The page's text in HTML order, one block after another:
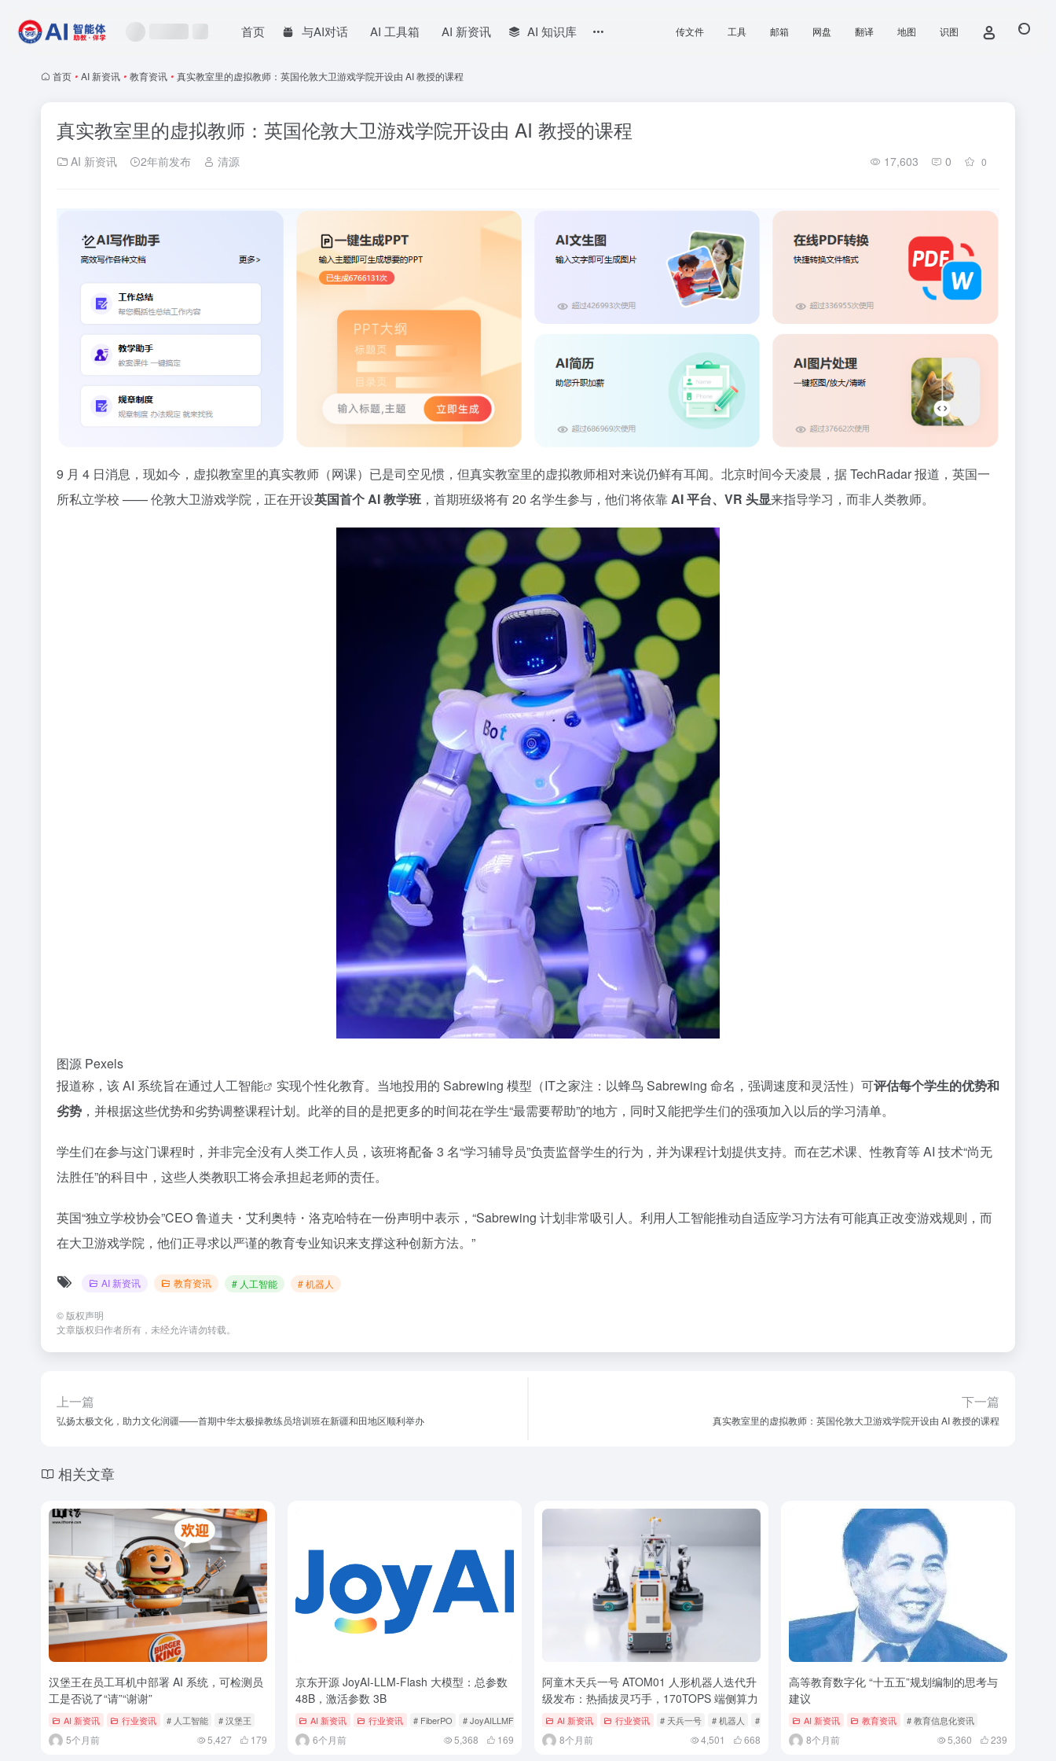
首页 与AI对话 AI 工具箱 AI 新资讯 AI 知识库 传文件 工具 邮箱 网盘 翻译 地图 识图
首页 • AI 新资讯 • 教育资讯 • 真实教室里的虚拟教师：英国伦敦大卫游戏学院开设由 AI 教授的课程
真实教室里的虚拟教师：英国伦敦大卫游戏学院开设由 AI 教授的课程
AI 新资讯 2年前发布 清源 17,603 0 0
9 月 4 日消息，现如今，虚拟教室里的真实教师（网课）已是司空见惯，但真实教室里的虚拟教师相对来说仍鲜有耳闻。北京时间今天凌晨，据 TechRadar 报道，英国一
所私立学校 —— 伦敦大卫游戏学院，正在开设英国首个 AI 教学班 ，首期班级将有 20 名学生参与，他们将依靠AI 平台、VR 头显来指导学习，而非人类教师。
图源 Pexels
报道称，该 AI 系统旨在通过人工智能 实现个性化教育。当地投用的 Sabrewing 模型（IT之家注：以蜂鸟 Sabrewing 命名，强调速度和灵活性）可评估每个学生的优势和
劣势 ，并根据这些优势和劣势调整课程计划。此举的目的是把更多的时间花在学生“最需要帮助”的地方，同时又能把学生们的强项加入以后的学习清单。
学生们在参与这门课程时，并非完全没有人类工作人员，该班将配备 3 名“学习辅导员”负责监督学生的行为，并为课程计划提供支持。而在艺术课、性教育等 AI 技术“尚无
法胜任”的科目中，这些人类教职工将会承担起老师的责任。
英国“独立学校协会”CEO 鲁道夫・艾利奥特・洛克哈特在一份声明中表示，“Sabrewing 计划非常吸引人。利用人工智能推动自适应学习方法有可能真正改变游戏规则，而
在大卫游戏学院，他们正寻求以严谨的教育专业知识来支撑这种创新方法。”
AI 新资讯 教育资讯 # 人工智能 # 机器人
© 版权声明
文章版权归作者所有，未经允许请勿转载。
上一篇
弘扬太极文化，助力文化润疆——首期中华太极操教练员培训班在新疆和田地区顺利举办
下一篇
真实教室里的虚拟教师：英国伦敦大卫游戏学院开设由 AI 教授的课程
相关文章
汉堡王在员工耳机中部署 AI 系统，可检测员
工是否说了“请”“谢谢”
AI 新资讯 行业资讯 # 人工智能 # 汉堡王
5个月前 5,427 179
京东开源 JoyAI-LLM-Flash 大模型：总参数
48B，激活参数 3B
AI 新资讯 行业资讯 # FiberPO # JoyAILLMFlash # JoyAILLMFlash 大模型
6个月前 5,368 169
阿童木天兵一号 ATOM01 人形机器人迭代升
级发布：热插拔灵巧手，170TOPS 端侧算力
AI 新资讯 行业资讯 # 天兵一号 # 机器人 # 阿童木机器人
8个月前 4,501 668
高等教育数字化 “十五五”规划编制的思考与
建议
AI 新资讯 教育资讯 # 教育信息化资讯
8个月前 5,360 239